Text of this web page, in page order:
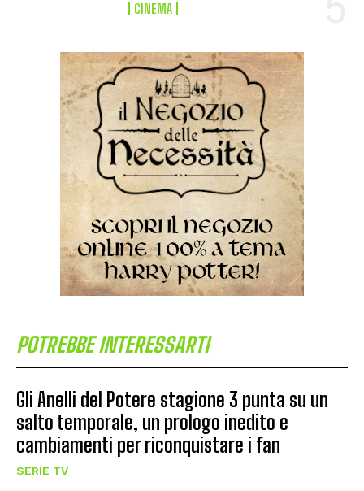
CINEMA
POTREBBE INTERESSARTI
Gli Anelli del Potere stagione 3 punta su un
salto temporale, un prologo inedito e
cambiamenti per riconquistare i fan
SERIE TV